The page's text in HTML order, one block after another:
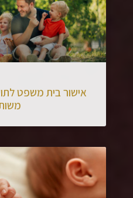
אישור בית משפט